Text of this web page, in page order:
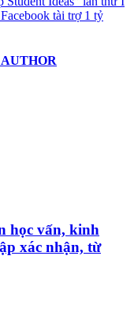
tài trợ 1 tỷ
học vấn, kinh
xác nhận, từ